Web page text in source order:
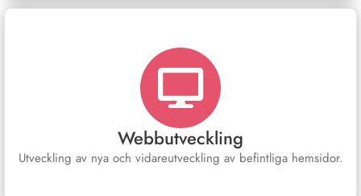
Webbutveckling
Utveckling av nya och vidareutveckling av befintliga hemsidor.